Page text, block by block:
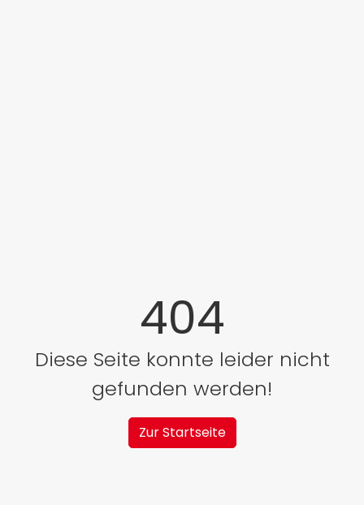
404
Diese Seite konnte leider nicht
gefunden werden!
Zur Startseite